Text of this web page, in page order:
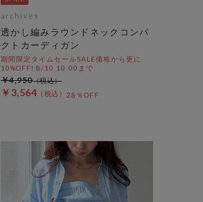
archives
透かし編みラウンドネックコンパ
クトカーディガン
期間限定タイムセールSALE価格から更に
10%OFF! 8/10 10:00まで
￥3,564 28％OFF
￥4,950